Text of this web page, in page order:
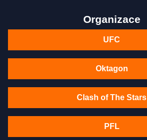
Organizace
UFC
Oktagon
Clash of The Stars
PFL